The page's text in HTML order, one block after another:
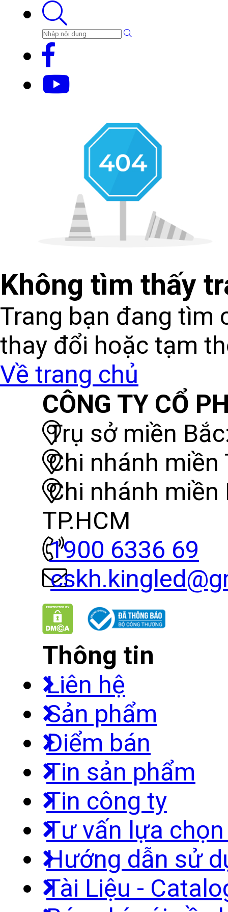
Không tìm thấy
Trang bạn đang tìm
thay đổi hoặc tạm
Về trang chủ
CÔNG TY CỔ
Trụ sở miền
Chi nhánh
Chi nhánh
TP.HCM
1900 6336 69
Thông tin
Liên hệ
Sản phẩm
Điểm bán
Tin sản phẩm
Tin công ty
Tư vấn lựa
Hướng dẫn sử
Tài Liệu -